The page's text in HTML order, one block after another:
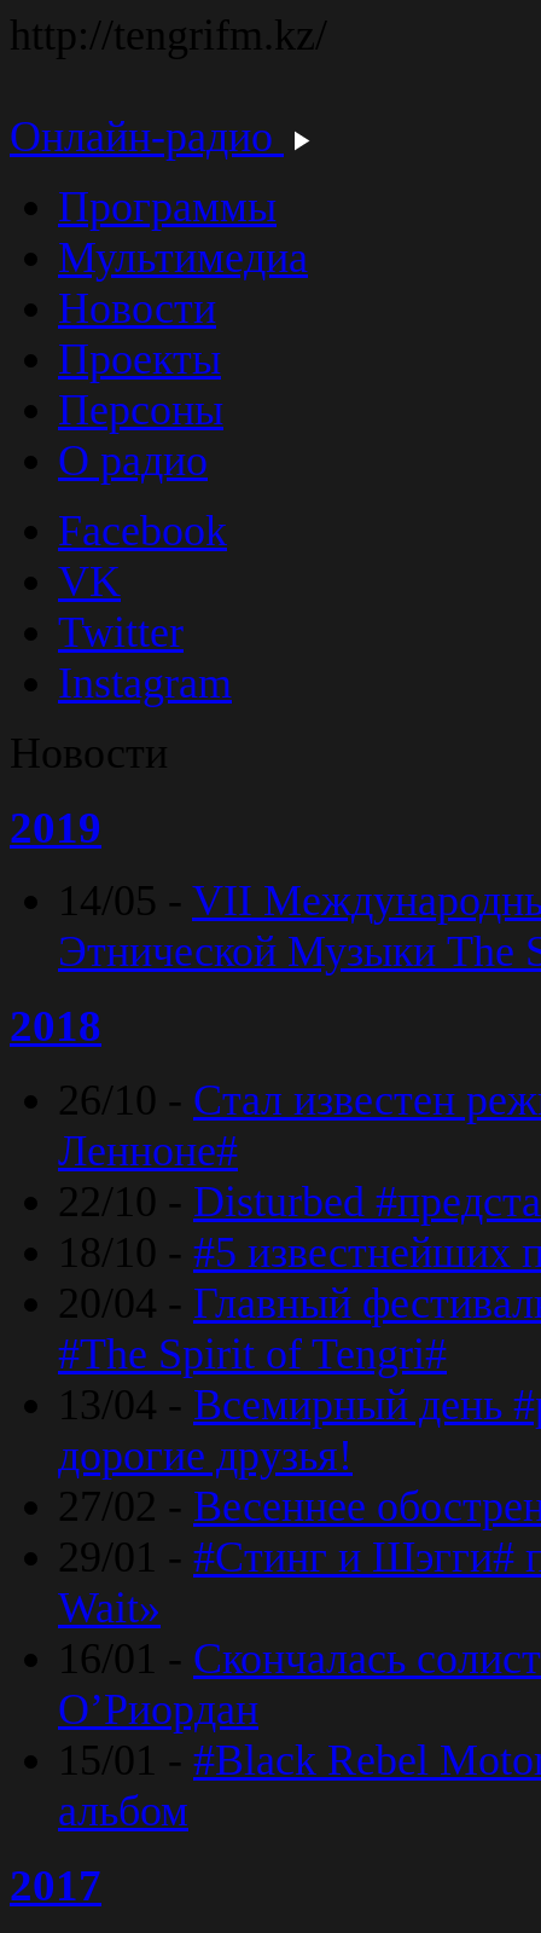
http://tengrifm.kz/
Онлайн-радио
Программы
Мультимедиа
Новости
Проекты
Персоны
О радио
Facebook
VK
Twitter
Instagram
Новости
2019
14/05 - VII
Этнической Музыки The
2018
26/10 - Стал известен
Ленноне#
22/10 - Disturbed
18/10 - #5 известнейших
20/04 - Главный
#The Spirit of Tengri#
13/04 - Всемирный день
дорогие друзья!
27/02 - Весеннее
29/01 - #Стинг и Шэгги#
Wait»
16/01 - Скончалась
O’Риордан
15/01 - #Black Rebel
альбом
2017